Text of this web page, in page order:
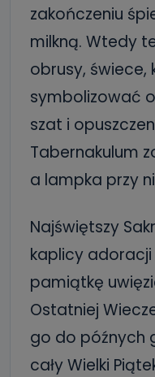
zakończeniu
milkną. Wtedy
obrusy, świece,
symbolizować
szat i
Tabernakulum
a lampka przy
Najświętszy
kaplicy
pamiątkę
Ostatniej
go do późnych
cały Wielki